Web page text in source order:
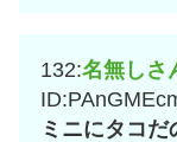
132:名無しさ
ミニにタコ